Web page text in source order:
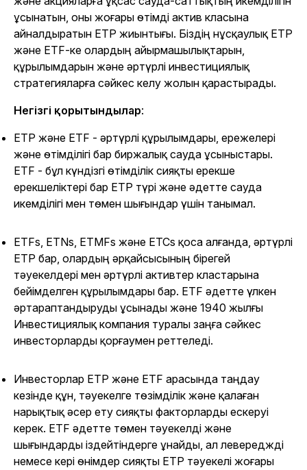
ұсынатын, оны жоғары өтімді актив класына
айналдыратын ETP жиынтығы. Біздің нұсқаулық ETP
және ETF-ке олардың айырмашылықтарын,
құрылымдарын және әртүрлі инвестициялық
стратегияларға сәйкес келу жолын қарастырады.
Негізгі қорытындылар:
ETP және ETF - әртүрлі құрылымдары, ережелері
және өтімділігі бар биржалық сауда ұсыныстары.
ETF - бұл күндізгі өтімділік сияқты ерекше
ерекшеліктері бар ETP түрі және әдетте сауда
икемділігі мен төмен шығындар үшін танымал.
ETFs, ETNs, ETMFs және ETCs қоса алғанда, әртүрлі
ETP бар, олардың әрқайсысының бірегей
тәуекелдері мен әртүрлі активтер кластарына
бейімделген құрылымдары бар. ETF әдетте үлкен
әртараптандыруды ұсынады және 1940 жылғы
Инвестициялық компания туралы заңға сәйкес
инвесторларды қорғаумен реттеледі.
Инвесторлар ETP және ETF арасында таңдау
кезінде құн, тәуекелге төзімділік және қалаған
нарықтық әсер ету сияқты факторларды ескеруі
керек. ETF әдетте төмен тәуекелді және
шығындарды іздейтіндерге ұнайды, ал левереджді
немесе кері өнімдер сияқты ETP тәуекелі жоғары